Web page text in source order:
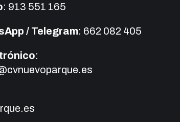
: 913 551 165
/ Telegram: 662 082 405
: